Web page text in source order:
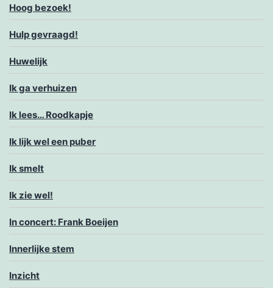
Hoog bezoek!
Hulp gevraagd!
Huwelijk
Ik ga verhuizen
Ik lees… Roodkapje
Ik lijk wel een puber
Ik smelt
Ik zie wel!
In concert: Frank Boeijen
Innerlijke stem
Inzicht